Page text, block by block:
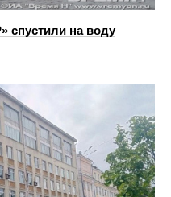
спустили на воду